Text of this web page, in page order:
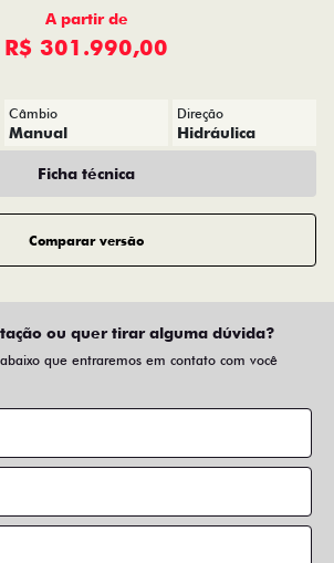
A partir de
R$ 301.990,00
Câmbio
Manual
Direção
Hidráulica
Ficha técnica
Comparar versão
ou quer tirar alguma dúvida?
que entraremos em contato com você